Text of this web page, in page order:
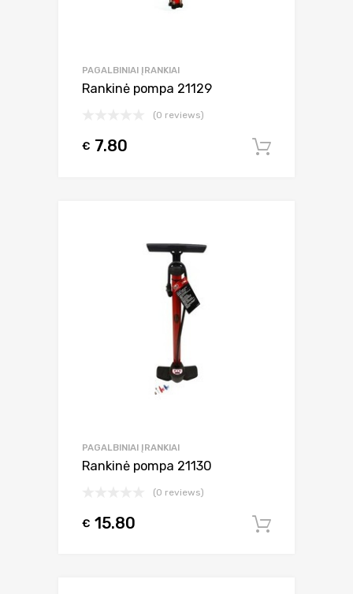
PAGALBINIAI ĮRANKIAI
Rankinė pompa 21129
(0 reviews)
€ 7.80
PAGALBINIAI ĮRANKIAI
Rankinė pompa 21130
(0 reviews)
€ 15.80